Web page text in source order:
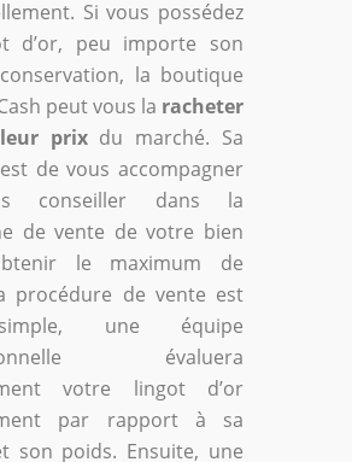
Si vous possédez
d’or, peu importe son
la boutique
peut vous la racheter
prixdu marché. Sa
de vous accompagner
conseiller dans la
de vente de votre bien
le maximum de
procédure de vente est
une équipe
évaluera
votre lingot d’or
par rapport à sa
son poids. Ensuite, une